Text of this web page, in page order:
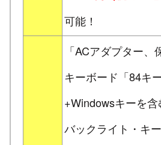
可能！
「ACアダプター、
キーボード「84キ
+Windowsキーを含
バックライト・キ